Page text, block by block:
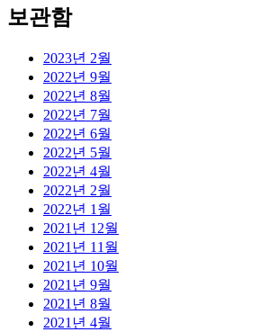
보관함
2023년 2월
2022년 9월
2022년 8월
2022년 7월
2022년 6월
2022년 5월
2022년 4월
2022년 2월
2022년 1월
2021년 12월
2021년 11월
2021년 10월
2021년 9월
2021년 8월
2021년 4월